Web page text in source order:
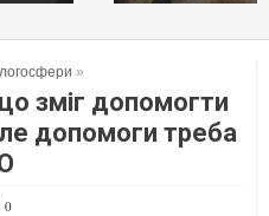
»
зміг допомогти
допомоги треба
0